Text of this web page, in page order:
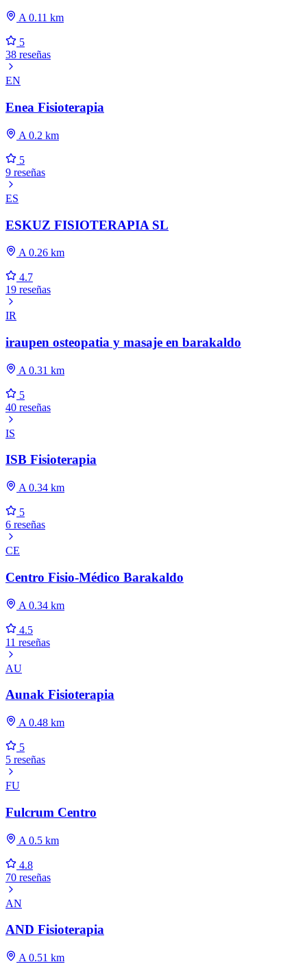
A 0.11 km
5
38 reseñas
EN
Enea Fisioterapia
A 0.2 km
5
9 reseñas
ES
ESKUZ FISIOTERAPIA SL
A 0.26 km
4.7
19 reseñas
IR
iraupen osteopatia y masaje en barakaldo
A 0.31 km
5
40 reseñas
IS
ISB Fisioterapia
A 0.34 km
5
6 reseñas
CE
Centro Fisio-Médico Barakaldo
A 0.34 km
4.5
11 reseñas
AU
Aunak Fisioterapia
A 0.48 km
5
5 reseñas
FU
Fulcrum Centro
A 0.5 km
4.8
70 reseñas
AN
AND Fisioterapia
A 0.51 km